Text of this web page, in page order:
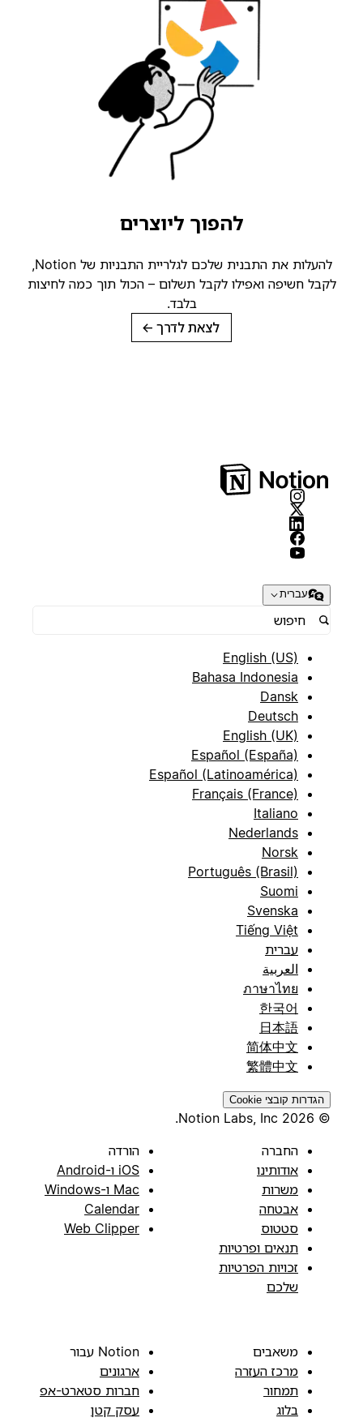
להפוך ליוצרים
להעלות את התבנית שלכם לגלריית התבניות של Notion,
לקבל חשיפה ואפילו לקבל תשלום – הכול תוך כמה לחיצות
בלבד.
לצאת לדרך →
עברית
English (US)
Bahasa Indonesia
Dansk
Deutsch
English (UK)
Español (España)
Español (Latinoamérica)
Français (France)
Italiano
Nederlands
Norsk
Português (Brasil)
Suomi
Svenska
Tiếng Việt
עברית
العربية
ภาษาไทย
한국어
日本語
简体中文
繁體中文
הגדרות קובצי Cookie
© 2026 Notion Labs, Inc.
החברה
אודותינו
משרות
אבטחה
סטטוס
תנאים ופרטיות
זכויות הפרטיות
שלכם
הורדה
iOS ו-Android
Mac ו-Windows
Calendar
Web Clipper
משאבים
מרכז העזרה
תמחור
בלוג
Notion עבור
ארגונים
חברות סטארט-אפ
עסק קטן